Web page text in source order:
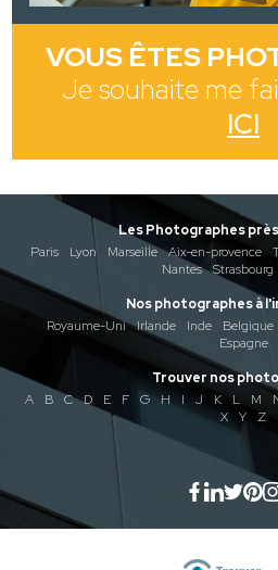
VOUS ÊTES
Je souhaite me
ICI
Les Photographes
Paris
Lyon Marseille Aix-en-provence
Nantes
Strasbourg
Nos photographes à
Royaume-Uni
Irlande Inde Belgique
Espagne
Trouver nos
A
B C D E F G H I J K L M
X
Y Z